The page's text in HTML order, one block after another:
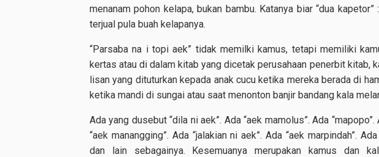
menanam pohon kelapa, bukan bambu. Katanya biar “dua
terjual pula buah kelapanya.
“Parsaba na i topi aek” tidak memilki kamus, tetapi memiliki
kertas atau di dalam kitab yang dicetak perusahaan penerbit kitab,
lisan yang dituturkan kepada anak cucu ketika mereka berada di
ketika mandi di sungai atau saat menonton banjir bandang kala
Ada yang dusebut “dila ni aek”. Ada “aek mamolus”. Ada
“aek manangging”. Ada “jalakian ni aek”. Ada “aek marpindah”.
dan lain sebagainya. Kesemuanya merupakan kamus dan